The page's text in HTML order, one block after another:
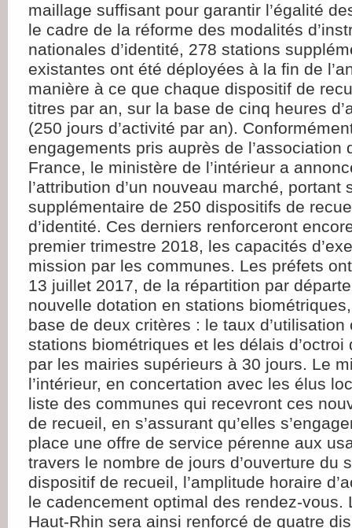
maillage suffisant pour garantir l’égalité
le cadre de la réforme des modalités
nationales d’identité, 278 stations
existantes ont été déployées à la fin de
manière à ce que chaque dispositif de
titres par an, sur la base de cinq heures
(250 jours d’activité par an).
engagements pris auprès de l’association
France, le ministère de l’intérieur a
l’attribution d’un nouveau marché, portant
supplémentaire de 250 dispositifs de
d’identité. Ces derniers renforceront
premier trimestre 2018, les capacités
mission par les communes. Les préfets
13 juillet 2017, de la répartition par
nouvelle dotation en stations
base de deux critères : le taux d’utilisation
stations biométriques et les délais d’octroi
par les mairies supérieurs à 30 jours. Le
l’intérieur, en concertation avec les élus
liste des communes qui recevront ces
de recueil, en s’assurant qu’elles
place une offre de service pérenne aux
travers le nombre de jours d’ouverture du
dispositif de recueil, l’amplitude horaire
le cadencement optimal des rendez-vous.
Haut-Rhin sera ainsi renforcé de quatre